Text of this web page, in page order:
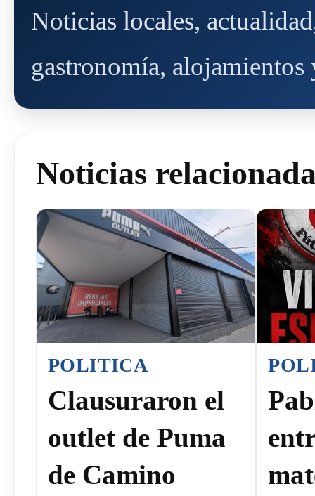
Noticias locales,
gastronomía,
Noticias
POLITICA
Clausuraron el
outlet de Puma
de Camino